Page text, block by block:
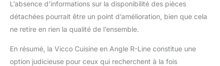
L’absence d’informations sur la disponibilité des pièces
détachées pourrait être un point d’amélioration, bien que cela
ne retire en rien la qualité de l’ensemble.
En résumé, la Vicco Cuisine en Angle R-Line constitue une
option judicieuse pour ceux qui recherchent à la fois